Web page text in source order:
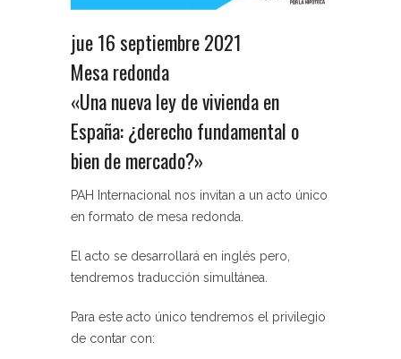
jue 16 septiembre 2021
Mesa redonda
«Una nueva ley de vivienda en
España: ¿derecho fundamental o
bien de mercado?»
PAH Internacional nos invitan a un acto único
en formato de mesa redonda.
El acto se desarrollará en inglés pero,
tendremos traducción simultánea.
Para este acto único tendremos el privilegio
de contar con: